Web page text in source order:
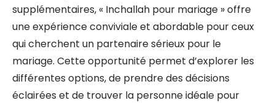
supplémentaires, « Inchallah pour mariage » offre
une expérience conviviale et abordable pour ceux
qui cherchent un partenaire sérieux pour le
mariage. Cette opportunité permet d’explorer les
différentes options, de prendre des décisions
éclairées et de trouver la personne idéale pour